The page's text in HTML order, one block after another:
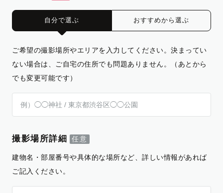
自分で選ぶ おすすめから選ぶ
ご希望の撮影場所やエリアを入力してください。決まってい
ない場合は、ご自宅の住所でも問題ありません。（あとから
でも変更可能です）
撮影場所詳細
建物名・部屋番号や具体的な場所など、詳しい情報があれば
ご記入ください。